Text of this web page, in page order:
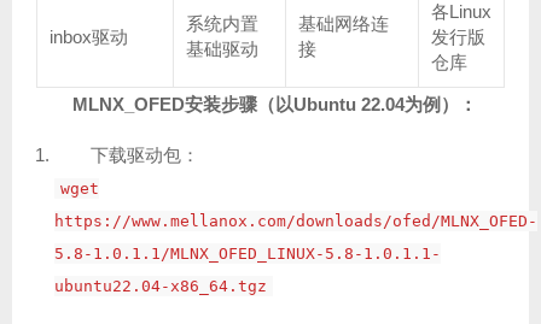
inbox驱动
系统内置
基础驱动
基础网络连
接
各Linux
发行版
仓库
MLNX_OFED安装步骤（以Ubuntu 22.04为例）：
下载驱动包：
wget
https://www.mellanox.com/downloads/ofed/MLNX_OFED-
5.8-1.0.1.1/MLNX_OFED_LINUX-5.8-1.0.1.1-
ubuntu22.04-x86_64.tgz